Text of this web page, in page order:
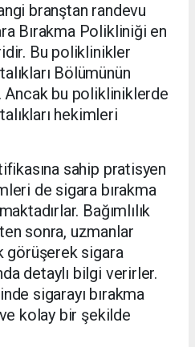
branştan randevu
Bırakma Polikliniği en
Bu poliklinikler
Bölümünün
Ancak bu polikliniklerde
hekimleri
sahip pratisyen
de sigara bırakma
Bağımlılık
sonra, uzmanlar
görüşerek sigara
detaylı bilgi verirler.
sigarayı bırakma
kolay bir şekilde